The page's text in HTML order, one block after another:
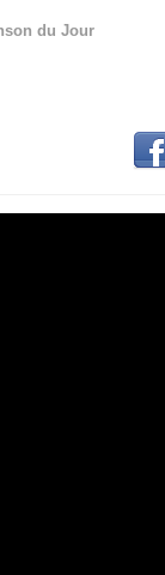
du Jour